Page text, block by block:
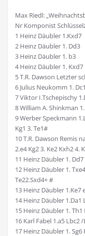
Max Riedl:
Nr Komponist
1 Heinz Däubler 1.Kxd7
2 Heinz Däubler 1. Dd3
3 Heinz Däubler 1. b3
4 Heinz Däubler 1. Kxd7
5 T.R. Dawson Letzter
6 Julius Neukomm 1. Dc1
7 Viktor I.Tschepischy
8 William A. Shinkman
9 Werber Speckmann
Kg1 3. Te1#
10 T.R. Dawson Remis
2.e4 Kg2 3. Ke2 Kxh2 4.
11 Heinz Däubler 1. Dd7
12 Heinz Däubler 1.
Te22.Sxd4+ #
13 Heinz Däubler 1.Ke7
14 Heinz Däubler 1.Da1
15 Heinz Däubler 1.
16 Karl Fabel 1.a5 Lbc2
17 Heinz Däubler 1. Sg6